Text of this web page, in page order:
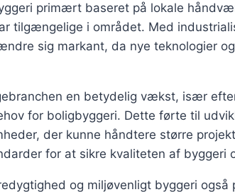
primært baseret på lokale
tilgængelige i området. Med
sig markant, da nye teknologier
en betydelig vækst, især
for boligbyggeri. Dette førte til
der kunne håndtere større
for at sikre kvaliteten af byggeri
og miljøvenligt byggeri også